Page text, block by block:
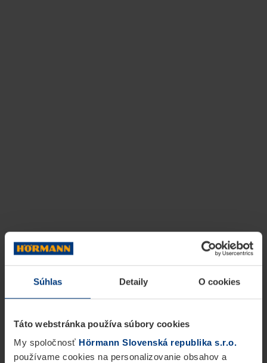
Súhlas Detaily O cookies
Táto webstránka používa súbory cookies
My spoločnosť Hörmann Slovenská republika s.r.o.
používame cookies na personalizovanie obsahov a